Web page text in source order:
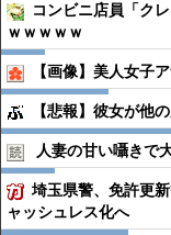
コンビニ店員「ク
ｗｗｗｗｗ
【画像】美人女子
【悲報】彼女が他
人妻の甘い囁きで
埼玉県警、免許更
ャッシュレス化へ